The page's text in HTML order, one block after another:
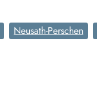
Neusath-Perschen